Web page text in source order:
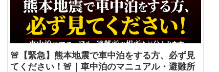
🚨【緊急】熊本地震で車中泊をする方、必ず見
てください！🚨｜車中泊のマニュアル・避難所